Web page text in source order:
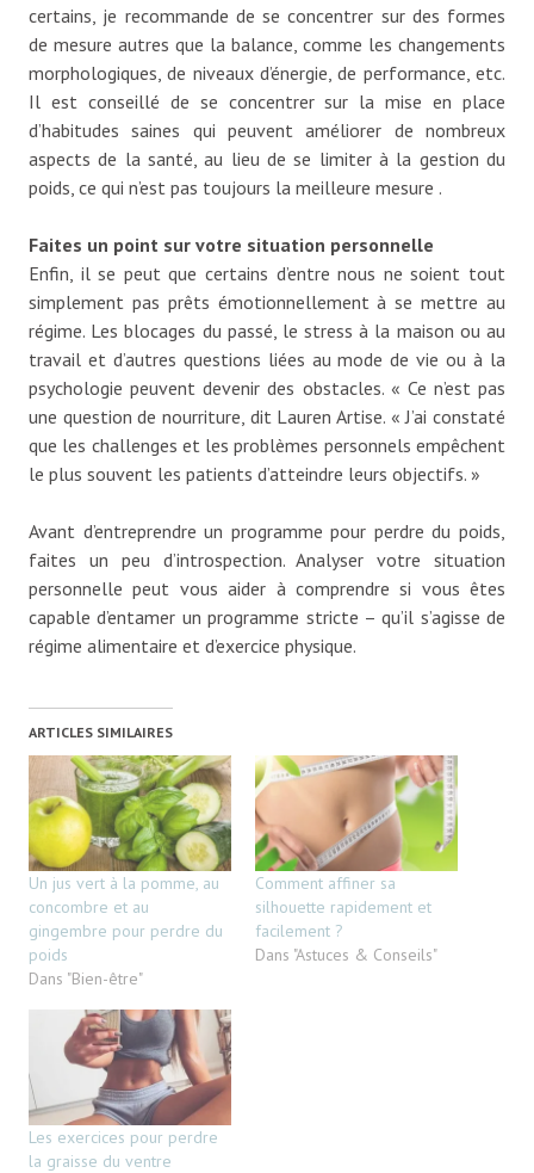
certains, je recommande de se concentrer sur des formes
de mesure autres que la balance, comme les changements
morphologiques, de niveaux d’énergie, de performance, etc.
Il est conseillé de se concentrer sur la mise en place
d’habitudes saines qui peuvent améliorer de nombreux
aspects de la santé, au lieu de se limiter à la gestion du
poids, ce qui n’est pas toujours la meilleure mesure .
Faites un point sur votre situation personnelle
Enfin, il se peut que certains d’entre nous ne soient tout
simplement pas prêts émotionnellement à se mettre au
régime. Les blocages du passé, le stress à la maison ou au
travail et d’autres questions liées au mode de vie ou à la
psychologie peuvent devenir des obstacles. « Ce n’est pas
une question de nourriture, dit Lauren Artise. « J’ai constaté
que les challenges et les problèmes personnels empêchent
le plus souvent les patients d’atteindre leurs objectifs. »
Avant d’entreprendre un programme pour perdre du poids,
faites un peu d’introspection. Analyser votre situation
personnelle peut vous aider à comprendre si vous êtes
capable d’entamer un programme stricte – qu’il s’agisse de
régime alimentaire et d’exercice physique.
ARTICLES SIMILAIRES
Un jus vert à la pomme, au
concombre et au
gingembre pour perdre du
poids
Dans "Bien-être"
Comment affiner sa
silhouette rapidement et
facilement ?
Dans "Astuces & Conseils"
Les exercices pour perdre
la graisse du ventre